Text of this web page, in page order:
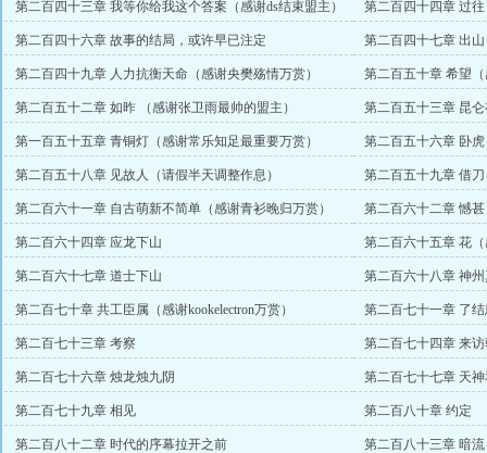
第二百四十三章 我等你给我这个答案（感谢ds结束盟主） 第二百四十四章 过
第二百四十六章 故事的结局，或许早已注定
第二百四十七章 出
天假打磨）
第二百四十九章 人力抗衡天命（感谢央樊殇情万赏） 第二百五十章 希望
第二百五十二章 如昨 （感谢张卫雨最帅的盟主） 第二百五十三章 昆
第一百五十五章 青铜灯（感谢常乐知足最重要万赏） 第二百五十六章 卧
第二百五十八章 见故人（请假半天调整作息） 第二百五十九章 借
第二百六十一章 自古萌新不简单（感谢青衫晚归万赏）
第二百六十二章 憾
赏）
第二百六十四章 应龙下山 第二百六十五章 花
第二百六十七章 道士下山 第二百六十八章 神
第二百七十章 共工臣属（感谢kookelectron万赏） 第二百七十一章 了
第二百七十三章 考察 第二百七十四章 来
第二百七十六章 烛龙烛九阴 第二百七十七章 天
第二百七十九章 相见 第二百八十章 约定
第二百八十二章 时代的序幕拉开之前 第二百八十三章 暗